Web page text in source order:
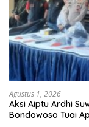
Agustus 1, 2026
Aksi Aiptu Ardhi
Bondowoso Tuai